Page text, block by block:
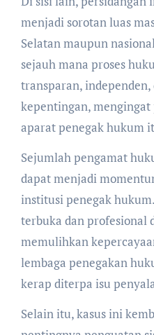
menjadi sorotan luas
Selatan maupun
sejauh mana proses
transparan,
kepentingan,
aparat penegak hukum
Sejumlah pengamat
dapat menjadi
institusi penegak
terbuka dan
memulihkan
lembaga penegakan
kerap diterpa isu
Selain itu, kasus ini